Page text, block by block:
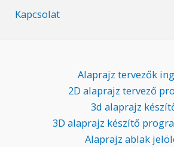
Kapcsolat
Alaprajz tervezők
2D alaprajz tervező
3d alaprajz
3D alaprajz készítő
Alaprajz ablak